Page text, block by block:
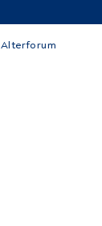
Alterforum